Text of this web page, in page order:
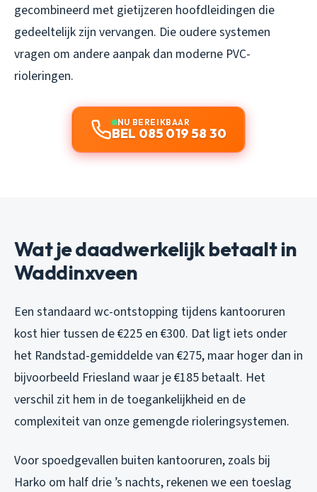
gecombineerd met gietijzeren hoofdleidingen die
gedeeltelijk zijn vervangen. Die oudere systemen
vragen om andere aanpak dan moderne PVC-
rioleringen.
NU BEREIKBAAR
BEL 085 019 58 30
Wat je daadwerkelijk betaalt in
Waddinxveen
Een standaard wc-ontstopping tijdens kantooruren
kost hier tussen de €225 en €300. Dat ligt iets onder
het Randstad-gemiddelde van €275, maar hoger dan in
bijvoorbeeld Friesland waar je €185 betaalt. Het
verschil zit hem in de toegankelijkheid en de
complexiteit van onze gemengde rioleringsystemen.
Voor spoedgevallen buiten kantooruren, zoals bij
Harko om half drie ’s nachts, rekenen we een toeslag